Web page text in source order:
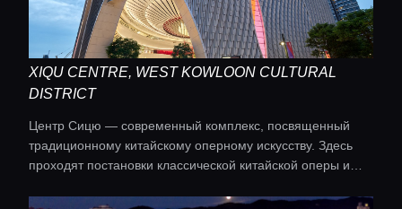
Консьерж сервис
Lifestyle журнал
XIQU CENTRE, WEST KOWLOON CULTURAL
DISTRICT
Центр Сицю — современный комплекс, посвященный
традиционному китайскому оперному искусству. Здесь
проходят постановки классической китайской оперы и
инновационной архитектурной среде.